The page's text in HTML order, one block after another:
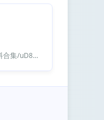
/uD83D/uDE31/uD83D/uDE31考试资料合集/uD83D/uDE31值爆了/教师资格考试资料合集/教师资格考试结构化面试合集/【45】大圣中小幼面试资料包/